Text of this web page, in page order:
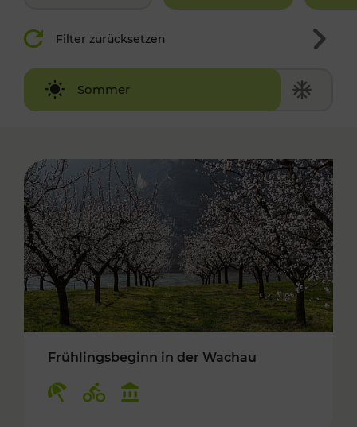
Filter zurücksetzen
Sommer
Winter
Frühlingsbeginn in der Wachau